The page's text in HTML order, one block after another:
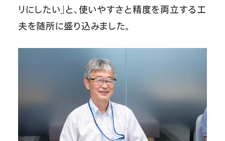
リにしたい」と、使いやすさと精度を両立する工
夫を随所に盛り込みました。